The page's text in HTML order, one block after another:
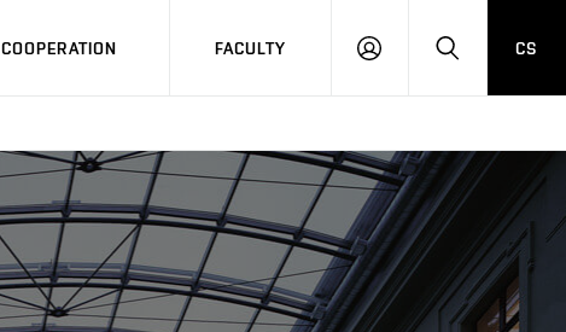
COOPERATION FACULTY
LOG
SEARCH
CS